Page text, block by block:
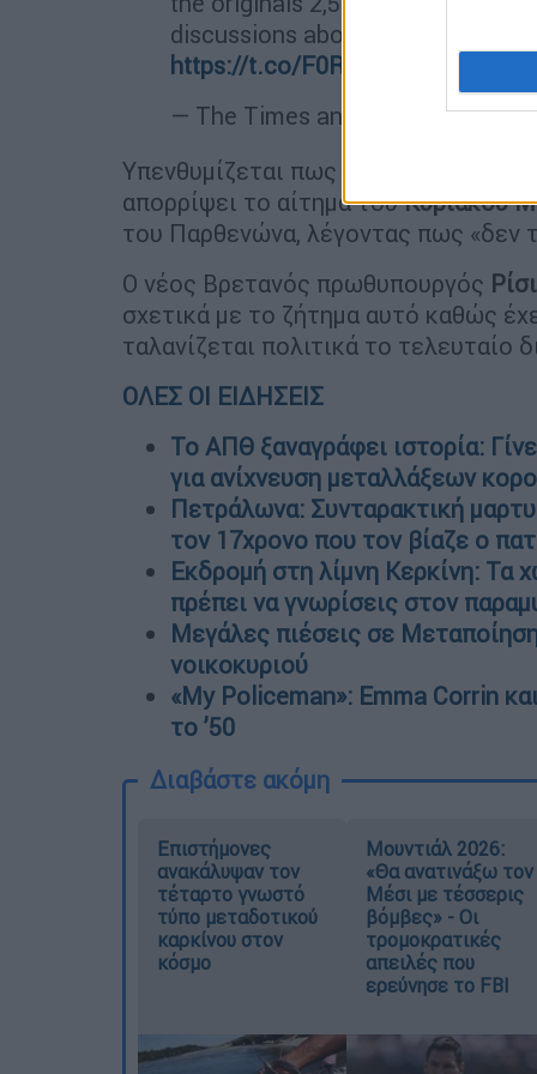
discussions about placing it in the
https://t.co/F0RYF0mcpQ
— The Times and Sunday Times
Υπενθυμίζεται πως η πρώην
απορρίψει το αίτημα τουΚυριάκου
του Παρθενώνα, λέγοντας πως «δεν
Ο νέος Βρετανός πρωθυπουργός
σχετικά με το ζήτημα αυτό καθώς
ταλανίζεται πολιτικά το τελευταίο
ΟΛΕΣ ΟΙ ΕΙΔΗΣΕΙΣ
Το ΑΠΘ ξαναγράφει ιστορία:
για ανίχνευση μεταλλάξεων
Πετράλωνα: Συνταρακτική
τον 17χρονο που τον βίαζε ο
Εκδρομή στη λίμνη Κερκίνη: Τα
πρέπει να γνωρίσεις στον
Μεγάλες πιέσεις σε
νοικοκυριού
«My Policeman»: Emma Corrin
το ’50
Διαβάστε ακόμη
Επιστήμονες
ανακάλυψαν τον
τέταρτο γνωστό
τύπο μεταδοτικού
καρκίνου στον
κόσμο
Μουντιάλ 2026:
«Θα ανατινάξω τον
Μέσι με τέσσερις
βόμβες» - Οι
τρομοκρατικές
απειλές που
ερεύνησε το FBI